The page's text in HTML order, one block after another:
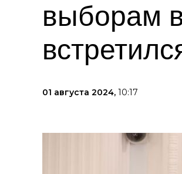
выборам
01 августа 2024, 10:17